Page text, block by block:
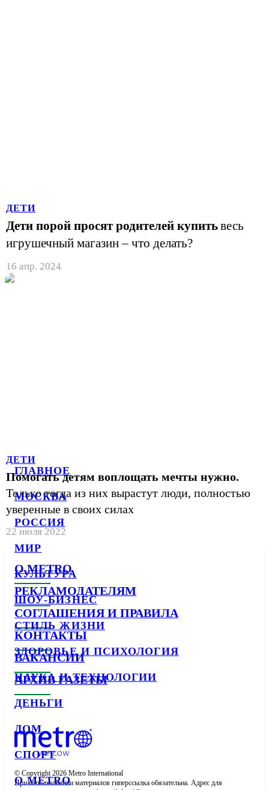
ГЛАВНОЕ
МОСКВА
РОССИЯ
МИР
КУЛЬТУРА
ШОУ-БИЗНЕС
СТИЛЬ ЖИЗНИ
ЗДОРОВЬЕ И ПСИХОЛОГИЯ
НАУКА И ТЕХНОЛОГИИ
ДЕНЬГИ
ДОМ
СПОРТ
О METRO
ДЕТИ
Дети порой просят родителей купитьвесь
игрушечный магазин – что делать?
16 апр. 2024
ДЕТИ
Помогать детям воплощать мечты нужно.
Только тогда из них вырастут люди, полностью
уверенные в своих силах
22 июля 2022
О METRO
РЕКЛАМОДАТЕЛЯМ
СОГЛАШЕНИЯ И ПРАВИЛА
КОНТАКТЫ
ВАКАНСИИ
АРХИВ ГАЗЕТЫ
© Copyright 2026 Metro International
При использовании материалов гиперссылка обязательна. Адрес для